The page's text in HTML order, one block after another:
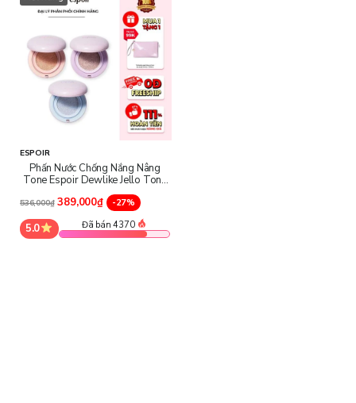
Phấn Nước Chống Nắng Nâng Tone Espoir
ESPOIR
Phấn Nước Chống Nắng Nâng
Tone Espoir Dewlike Jello Tone
Up Cushion SPF50+ PA+++
536,000₫ 389,000₫ -27%
5.0 Đã bán 4370